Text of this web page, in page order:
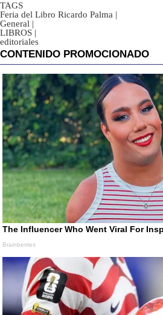
TAGS
Feria del Libro Ricardo Palma |
General |
LIBROS |
editoriales